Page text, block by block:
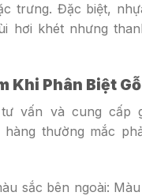
trưng. Đặc biệt,
hơi khét nhưng
Khi Phân Biệt
vấn và cung cấp
thường mắc
sắc bên ngoài: